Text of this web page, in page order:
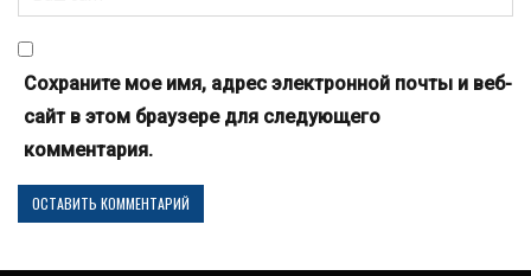
Сохраните мое имя, адрес электронной почты и веб-
сайт в этом браузере для следующего
комментария.